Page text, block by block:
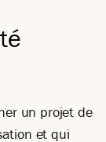
un projet de
et qui